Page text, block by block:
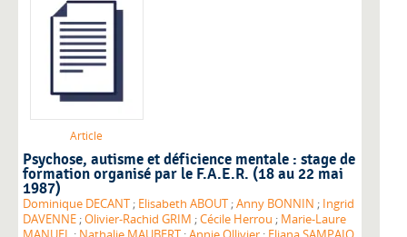
Article
Psychose, autisme et déficience mentale : stage de
formation organisé par le F.A.E.R. (18 au 22 mai
1987)
Dominique DECANT ; Elisabeth ABOUT ;Anny BONNIN ; Ingrid
DAVENNE ;Olivier-Rachid GRIM ;Cécile Herrou ; Marie-Laure